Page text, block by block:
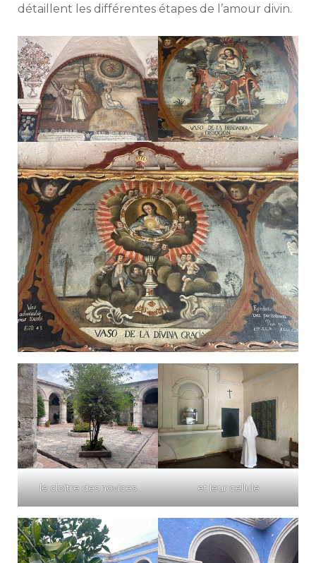
détaillent les différentes étapes de l’amour divin.
le cloitre des novices et leur cellule